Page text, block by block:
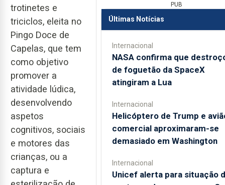
trotinetes e
triciclos, eleita no
Pingo Doce de
Capelas, que tem
como objetivo
promover a
atividade lúdica,
desenvolvendo
aspetos
cognitivos, sociais
e motores das
crianças, ou a
captura e
PUB
Últimas Notícias
Internacional
NASA confirma que
de foguetão da SpaceX
atingiram a Lua
Internacional
Helicóptero de Trump e
comercial aproximaram-se
demasiado em Washington
Internacional
Unicef alerta para situação